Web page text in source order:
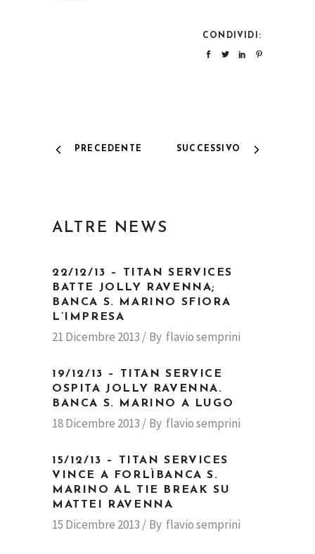
CONDIVIDI:
PRECEDENTE SUCCESSIVO
ALTRE NEWS
22/12/13 – TITAN SERVICES
BATTE JOLLY RAVENNA;
BANCA S. MARINO SFIORA
L’IMPRESA
21 Dicembre 2013 By flavio semprini
19/12/13 – TITAN SERVICE
OSPITA JOLLY RAVENNA.
BANCA S. MARINO A LUGO
18 Dicembre 2013 By flavio semprini
15/12/13 – TITAN SERVICES
VINCE A FORLÌBANCA S.
MARINO AL TIE BREAK SU
MATTEI RAVENNA
15 Dicembre 2013 By flavio semprini